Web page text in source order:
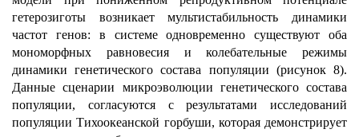
гетерозиготы возникает мультистабильность динамики
частот генов: в системе одновременно существуют оба
мономорфных равновесия и колебательные режимы
динамики генетического состава популяции (рисунок 8).
Данные сценарии микроэволюции генетического состава
популяции, согласуются с результатами исследований
популяции Тихоокеанской горбуши, которая демонстрирует